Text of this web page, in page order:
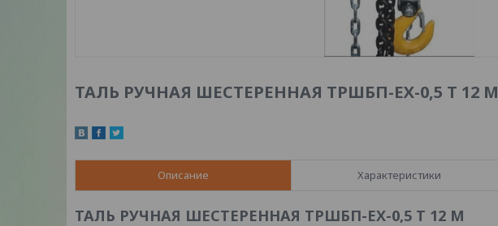
ТАЛЬ РУЧНАЯ ШЕСТЕРЕННАЯ ТРШБП-ЕХ-0,5 Т 12 М
Описание Характеристики
ТАЛЬ РУЧНАЯ ШЕСТЕРЕННАЯ ТРШБП-ЕХ-0,5 Т 12 М